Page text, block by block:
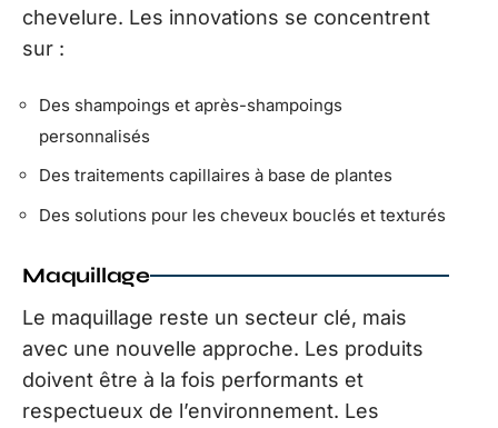
chevelure. Les innovations se concentrent
sur :
Des shampoings et après-shampoings
personnalisés
Des traitements capillaires à base de plantes
Des solutions pour les cheveux bouclés et texturés
Maquillage
Le maquillage reste un secteur clé, mais
avec une nouvelle approche. Les produits
doivent être à la fois performants et
respectueux de l’environnement. Les